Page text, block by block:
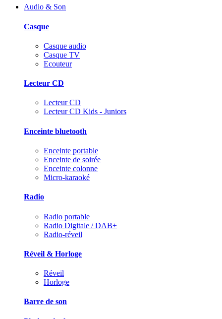
Audio & Son
Casque
Casque audio
Casque TV
Ecouteur
Lecteur CD
Lecteur CD
Lecteur CD Kids - Juniors
Enceinte bluetooth
Enceinte portable
Enceinte de soirée
Enceinte colonne
Micro-karaoké
Radio
Radio portable
Radio Digitale / DAB+
Radio-réveil
Réveil & Horloge
Réveil
Horloge
Barre de son